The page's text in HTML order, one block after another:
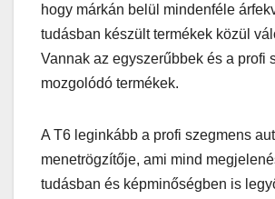
hogy márkán belül mindenféle
tudásban készült termékek közül
Vannak az egyszerűbbek és a profi
mozgolódó termékek.
A T6 leginkább a profi szegmens
menetrögzítője, ami mind
tudásban és képminőségben is